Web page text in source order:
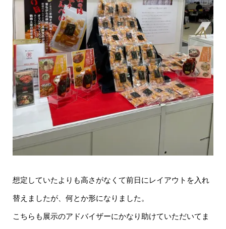
想定していたよりも高さがなくて前日にレイアウトを入れ
替えましたが、何とか形になりました。
こちらも展示のアドバイザーにかなり助けていただいてま